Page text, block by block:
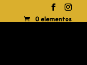
0 elementos